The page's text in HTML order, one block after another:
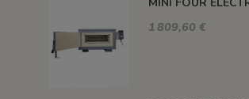
1 809,60 €